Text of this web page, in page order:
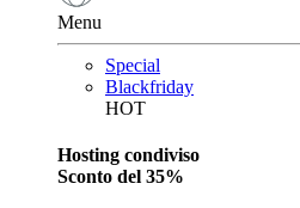
Menu
Special
Blackfriday
HOT
Hosting condiviso
Sconto del 35%